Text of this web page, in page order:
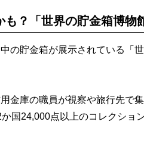
？「世界の貯金箱博物
の貯金箱が展示されている「
金庫の職員が視察や旅行先で
国24,000点以上のコレクショ